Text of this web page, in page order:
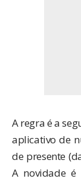
A regra é a
aplicativo de
de presente
A novidade